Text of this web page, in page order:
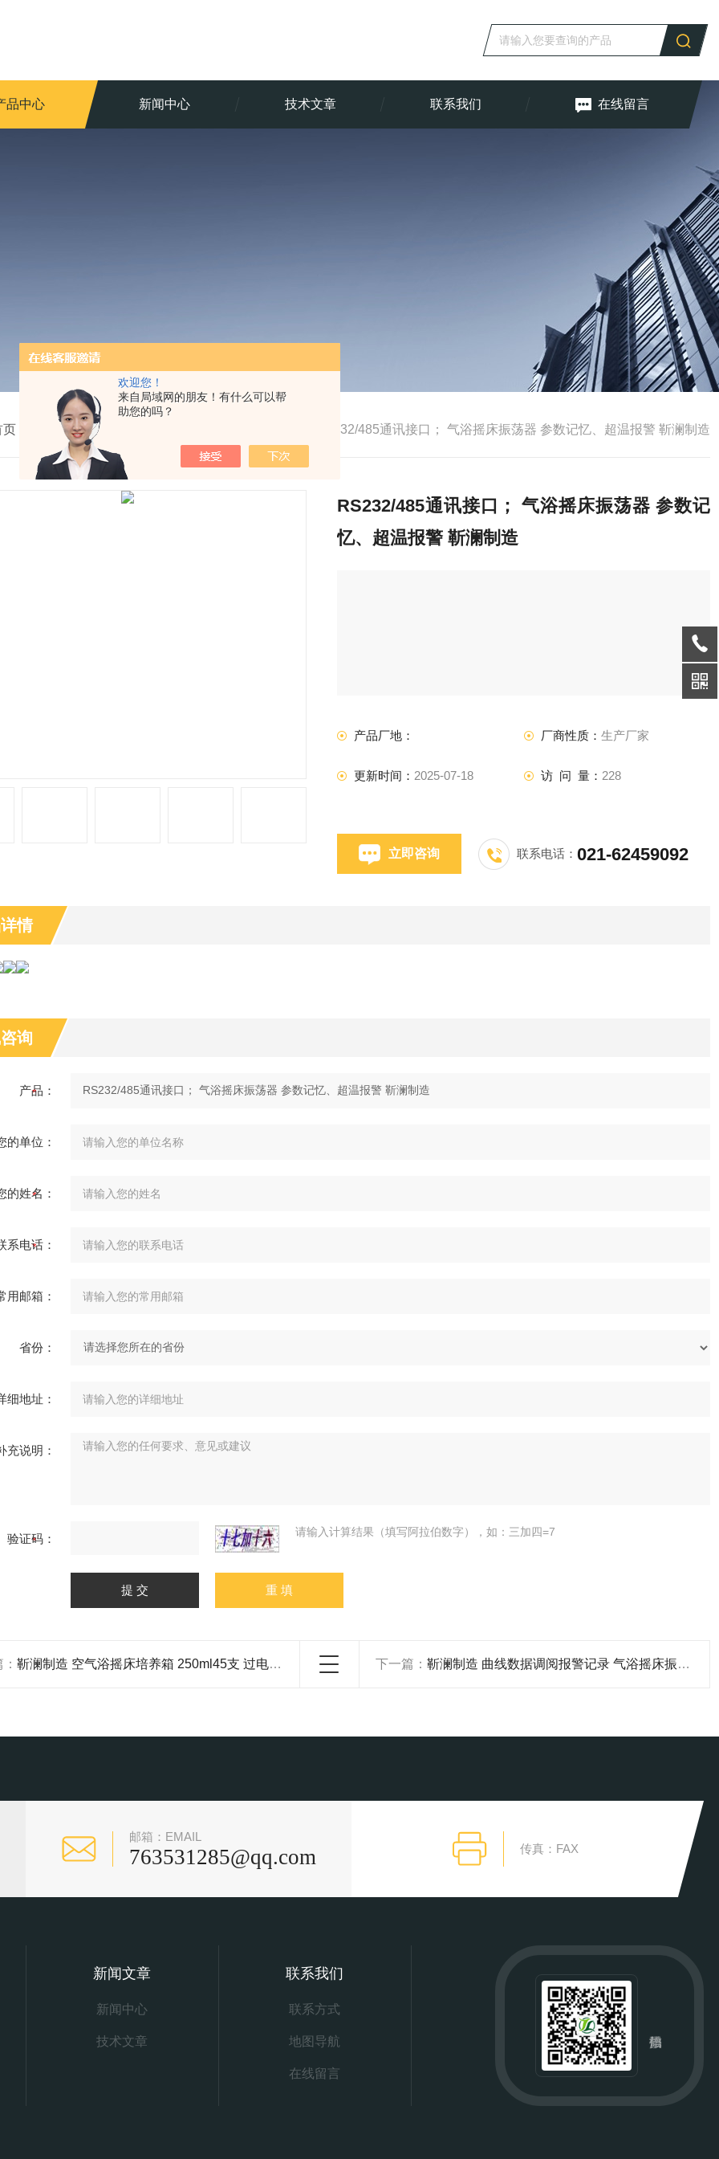
欢迎您！
来自局域网的朋友！有什么可以帮
助您的吗？
品中心 新闻中心 技术文章 联系我们 在线留言
页 产品中心> RS232/485通讯接口； 气浴摇床振荡器 参数记忆、超温报警 靳澜制造
RS232/485通讯接口； 气浴摇床振荡器 参数记
忆、超温报警 靳澜制造
产品厂地： 厂商性质： 生产厂家
更新时间： 2025-07-18 访 问 量： 228
立即咨询 联系电话： 021-62459092
情
询
产品：
的单位：
的姓名：
系电话：
用邮箱：
省份：
细地址：
充说明：
验证码： 请输入计算结果（填写阿拉伯数字），如：三加四=7
靳澜制造 空气浴摇床培养箱 250ml45支 过电流跳闸 下一篇：靳澜制造 曲线数据调阅报警记录 气浴摇床振荡器 4~60℃
邮箱：EMAIL
763531285@qq.com 传真：FAX
新闻文章
新闻中心
技术文章
联系我们
联系方式
地图导航
在线留言